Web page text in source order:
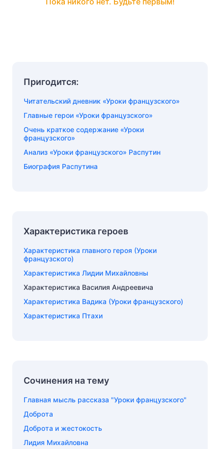
Пригодится:
Читательский дневник «Уроки французского»
Главные герои «Уроки французского»
Очень краткое содержание «Уроки
французского»
Анализ «Уроки французского» Распутин
Биография Распутина
Характеристика героев
Характеристика главного героя (Уроки
французского)
Характеристика Лидии Михайловны
Характеристика Василия Андреевича
Характеристика Вадика (Уроки французского)
Характеристика Птахи
Сочинения на тему
Главная мысль рассказа "Уроки французского"
Доброта
Доброта и жестокость
Лидия Михайловна